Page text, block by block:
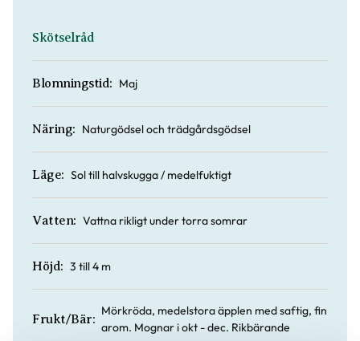
Skötselråd
Blomningstid: Maj
Näring: Naturgödsel och trädgårdsgödsel
Läge: Sol till halvskugga / medelfuktigt
Vatten: Vattna rikligt under torra somrar
Höjd: 3 till 4 m
Frukt/Bär:
Mörkröda, medelstora äpplen med saftig, fin
arom. Mognar i okt - dec. Rikbärande